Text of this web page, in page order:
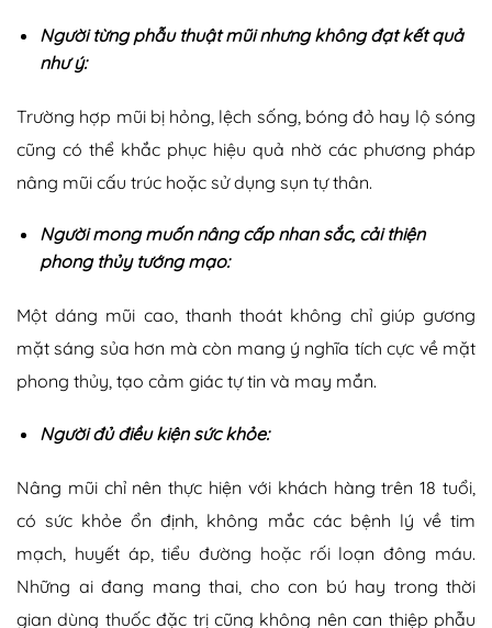
Người từng phẫu thuật mũi nhưng không đạt kết quả
như ý:
Trường hợp mũi bị hỏng, lệch sống, bóng đỏ hay lộ sóng
cũng có thể khắc phục hiệu quả nhờ các phương pháp
nâng mũi cấu trúc hoặc sử dụng sụn tự thân.
Người mong muốn nâng cấp nhan sắc, cải thiện
phong thủy tướng mạo:
Một dáng mũi cao, thanh thoát không chỉ giúp gương
mặt sáng sủa hơn mà còn mang ý nghĩa tích cực về mặt
phong thủy, tạo cảm giác tự tin và may mắn.
Người đủ điều kiện sức khỏe:
Nâng mũi chỉ nên thực hiện với khách hàng trên 18 tuổi,
có sức khỏe ổn định, không mắc các bệnh lý về tim
mạch, huyết áp, tiểu đường hoặc rối loạn đông máu.
Những ai đang mang thai, cho con bú hay trong thời
gian dùng thuốc đặc trị cũng không nên can thiệp phẫu